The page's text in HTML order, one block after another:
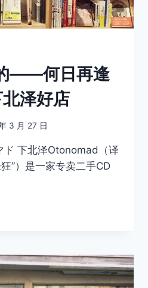
——何日再逢
泽好店
3 月 27 日
下北泽Otonomad（译
”）是一家专卖二手CD